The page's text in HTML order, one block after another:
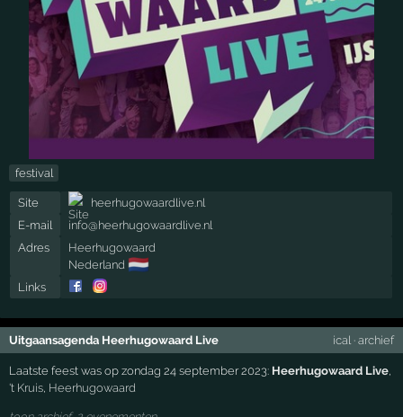
festival
Site
heerhugowaardlive.nl
E-mail
info@heerhugowaardlive.nl
Adres
Heerhugowaard
Nederland 🇳🇱
Links
Uitgaansagenda Heerhugowaard Live ical· archief
Laatste feest was op zondag 24 september 2023: Heerhugowaard Live,
't Kruis, Heerhugowaard